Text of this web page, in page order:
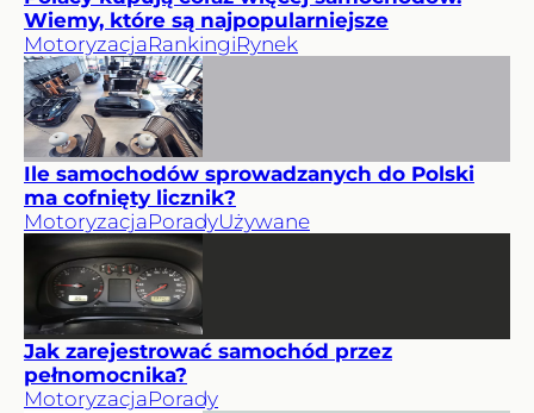
Wiemy, które są najpopularniejsze
MotoryzacjaRankingiRynek
Ile samochodów sprowadzanych do Polski
ma cofnięty licznik?
MotoryzacjaPoradyUżywane
Jak zarejestrować samochód przez
pełnomocnika?
MotoryzacjaPorady